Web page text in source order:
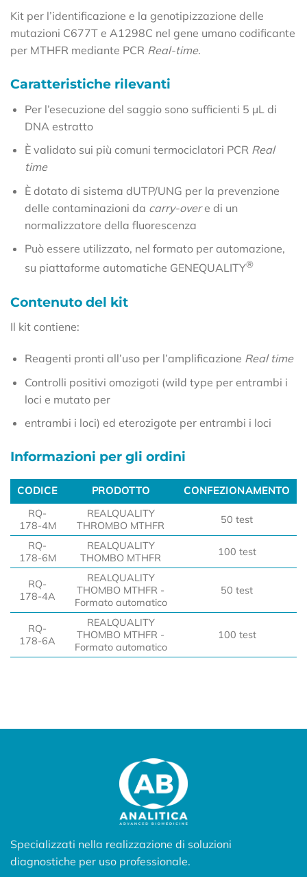
Kit per l’identificazione e la genotipizzazione delle
mutazioni C677T e A1298C nel gene umano codificante
per MTHFR mediante PCR Real-time.
Caratteristiche rilevanti
Per l’esecuzione del saggio sono sufficienti 5 µL di
DNA estratto
È validato sui più comuni termociclatori PCR Real
time
È dotato di sistema dUTP/UNG per la prevenzione
delle contaminazioni da carry-overe di un
normalizzatore della fluorescenza
Può essere utilizzato, nel formato per automazione,
su piattaforme automatiche GENEQUALITY®
Contenuto del kit
Il kit contiene:
Reagenti pronti all’uso per l’amplificazione Real time
Controlli positivi omozigoti (wild type per entrambi i
loci e mutato per
entrambi i loci) ed eterozigote per entrambi i loci
Informazioni per gli ordini
CODICE PRODOTTO
CONFEZIONAMENTO
CODICE
PRODOTTO CONFEZIONAMENTO
RQ-
178-4M
REALQUALITY
THROMBO MTHFR
50 test
RQ-
178-6M
REALQUALITY
THOMBO MTHFR
100 test
RQ-
178-4A
REALQUALITY
THOMBO MTHFR -
Formato automatico
50 test
RQ-
178-6A
REALQUALITY
THOMBO MTHFR -
Formato automatico
100 test
Specializzati nella realizzazione di soluzioni
diagnostiche per uso professionale.